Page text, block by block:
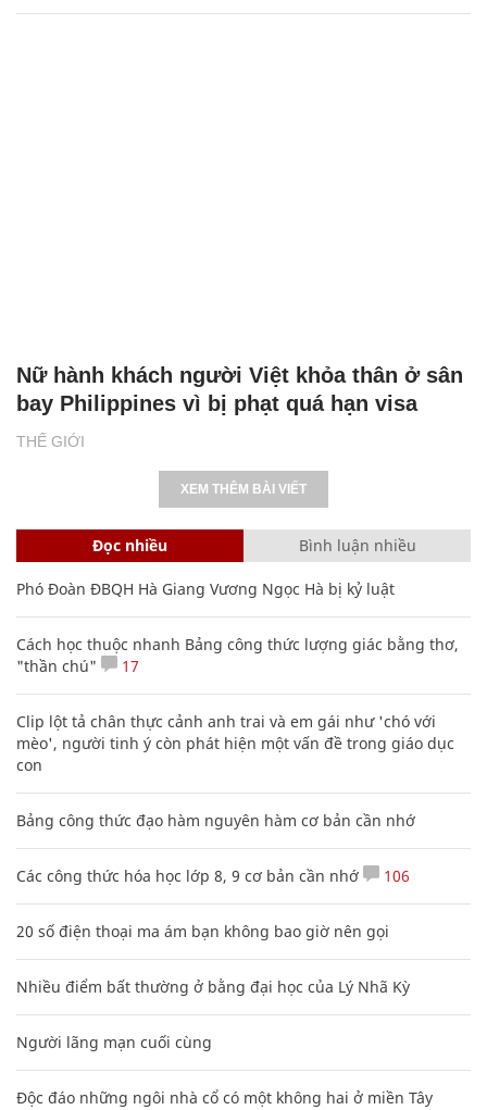
THẾ GIỚI
Nữ hành khách người Việt khỏa thân ở sân
bay Philippines vì bị phạt quá hạn visa
XEM THÊM BÀI VIẾT
Đọc nhiều Bình luận nhiều
Phó Đoàn ĐBQH Hà Giang Vương Ngọc Hà bị kỷ luật
Cách học thuộc nhanh Bảng công thức lượng giác bằng thơ,
"thần chú"
17
Clip lột tả chân thực cảnh anh trai và em gái như 'chó với
mèo', người tinh ý còn phát hiện một vấn đề trong giáo dục
con
Bảng công thức đạo hàm nguyên hàm cơ bản cần nhớ
Các công thức hóa học lớp 8, 9 cơ bản cần nhớ 106
20 số điện thoại ma ám bạn không bao giờ nên gọi
Nhiều điểm bất thường ở bằng đại học của Lý Nhã Kỳ
Người lãng mạn cuối cùng
Độc đáo những ngôi nhà cổ có một không hai ở miền Tây